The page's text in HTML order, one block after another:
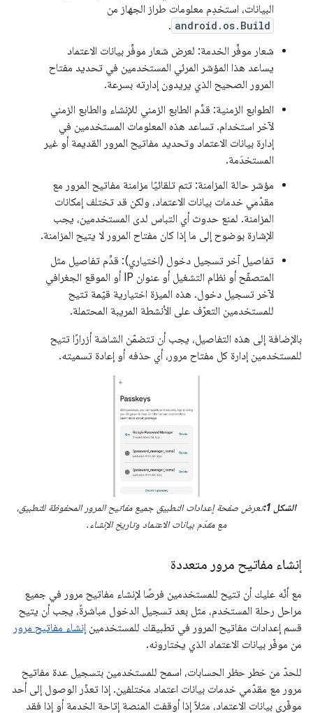
البيانات، استخدِم معلومات طراز الجهاز من
android.os.Build
.
شعار موفِّر الخدمة: لعرض شعار موفِّر بيانات الاعتماد
يساعد هذا المؤشر المرئي المستخدمين في تحديد مفتاح
المرور الصحيح الذي يريدون إدارته بسرعة.
الطوابع الزمنية: قدِّم الطابع الزمني للإنشاء والطابع الزمني
لآخر استخدام. تساعد هذه المعلومات المستخدمين في
إدارة بيانات الاعتماد وتحديد مفاتيح المرور القديمة أو غير
المستخدَمة.
مؤشر حالة المزامنة: تتم تلقائيًا مزامنة مفاتيح المرور مع
مقدّمي خدمات بيانات الاعتماد، ولكن قد تختلف إمكانات
المزامنة. لمنع حدوث أي التباس لدى المستخدمين، يجب
الإشارة بوضوح إلى ما إذا كان مفتاح المرور لا يتيح المزامنة.
تفاصيل آخر تسجيل دخول (اختياري): قدِّم تفاصيل مثل
المتصفّح أو نظام التشغيل أو عنوان IP أو الموقع الجغرافي
لآخر تسجيل دخول. هذه الميزة اختيارية قيّمة تتيح
للمستخدمين التعرّف على الأنشطة المريبة المحتملة.
بالإضافة إلى هذه التفاصيل، يجب أن تتضمّن الشاشة أزرارًا تتيح
للمستخدمين إدارة كل مفتاح مرور، أي حذفه أو إعادة تسميته.
الشكل 1:
تعرض صفحة إعدادات التطبيق جميع مفاتيح المرور المحفوظة للتطبيق،
مع مقدّم بيانات الاعتماد وتاريخ الإنشاء.
إنشاء مفاتيح مرور متعددة
مع أنّه عليك أن تتيح للمستخدمين فرصًا لإنشاء مفاتيح مرور في جميع
مراحل رحلة المستخدم، مثل بعد تسجيل الدخول مباشرةً، يجب أن يتيح
قسم إعدادات مفاتيح المرور في تطبيقك للمستخدمين إنشاء مفاتيح مرور
من موفّر بيانات الاعتماد الذي يختارونه.
للحدّ من خطر حظر الحسابات، اسمح للمستخدمين بتسجيل عدة مفاتيح
مرور مع مقدّمي خدمات بيانات اعتماد مختلفين. إذا تعذّر الوصول إلى أحد
موفّري بيانات الاعتماد، مثلاً إذا أوقفت المنصة إتاحة الخدمة أو إذا فقد